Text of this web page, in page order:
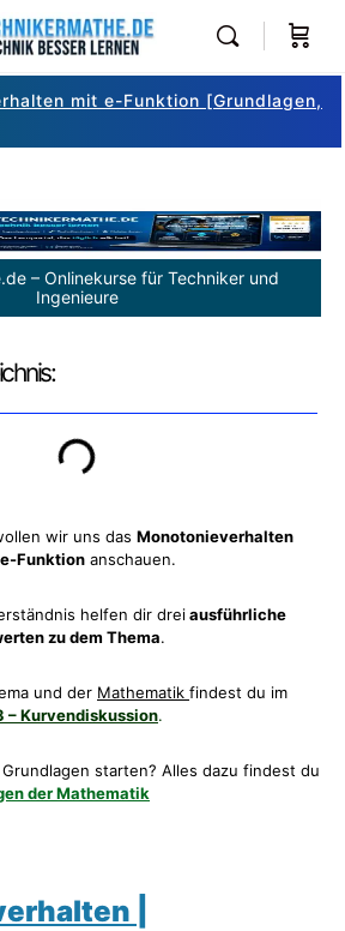
mit e-Funktion [Grundlagen,
– Onlinekurse für Techniker und
Ingenieure
wir uns das Monotonieverhalten
e-Funktion anschauen.
helfen dir dreiausführliche
zu dem Thema.
und der Mathematik findest du im
– Kurvendiskussion.
starten? Alles dazu findest du
der Mathematik
|